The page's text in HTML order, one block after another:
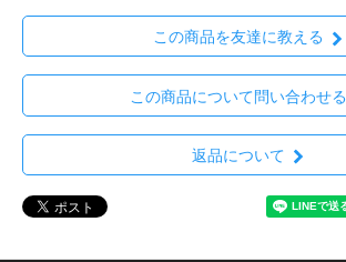
この商品を友達に教える
この商品について問い合わせる
返品について